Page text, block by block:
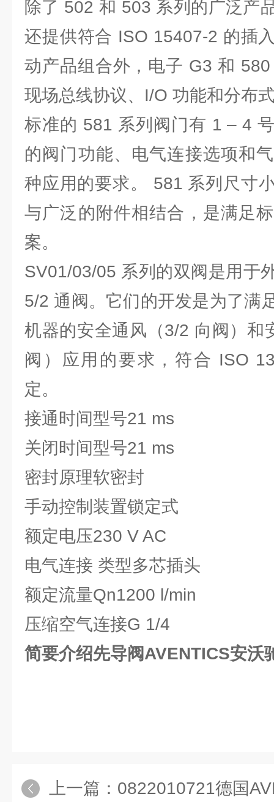
除了 502 和 503 系列的广泛产
还提供符合 ISO 15407-2 的插
动产品组合外，电子 G3 和
现场总线协议、I/O 功能和分布
标准的 581 系列阀门有 1 – 4
的阀门功能、电气连接选项和
种应用的要求。 581 系列尺寸
与广泛的附件相结合，是满足
案。
SV01/03/05 系列的双阀是用于
5/2 通阀。它们的开发是为了满
机器的安全通风（3/2 向阀）和
阀）应用的要求，符合 ISO
定。
接通时间型号21 ms
关闭时间型号21 ms
密封原理软密封
手动控制装置锁定式
额定电压230 V AC
电气连接 类型多芯插头
额定流量Qn1200 l/min
压缩空气连接G 1/4
简要介绍先导阀AVENTICS安沃
上一篇： 0822010721德国AVENTICS